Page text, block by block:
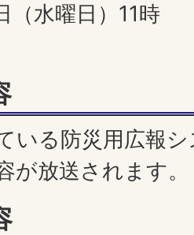
（水曜日）11時
いる防災用広報
が放送されます。